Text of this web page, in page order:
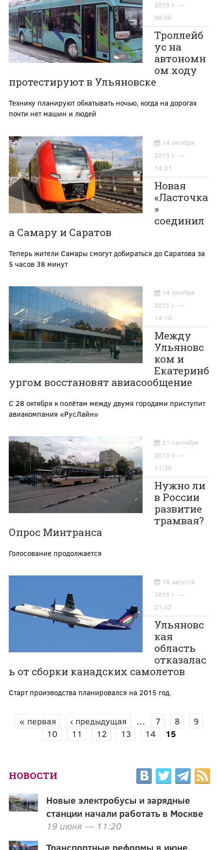
2015 г. —
08:00
Троллейб
ус на
автономн
ом ходу
протестируют в Ульяновске
Технику планируют обкатывать ночью, когда на дорогах
почти нет машин и людей
14 октября
2015 г. —
14:31
Новая
«Ласточка
»
соединил
а Самару и Саратов
Теперь жители Самары смогут добираться до Саратова за
5 часов 38 минут
14 октября
2015 г. —
14:10
Между
Ульяновс
ком и
Екатеринб
ургом восстановят авиасообщение
С 28 октября к полётам между двумя городами приступит
авиакомпания «РусЛайн»
21 сентября
2015 г. —
11:30
Нужно ли
в России
развитие
трамвая?
Опрос Минтранса
Голосование продолжается
18 августа
2015 г. —
21:42
Ульяновс
кая
область
отказалас
ь от сборки канадских самолетов
Старт производства планировался на 2015 год.
СТРАНИЦЫ
« первая ‹ предыдущая … 7 8
9
10
11 12 13 14 15
НОВОСТИ
Новые электробусы и зарядные
станции начали работать в Москве
19 июня — 11:20
Транспортные реформы в июне.